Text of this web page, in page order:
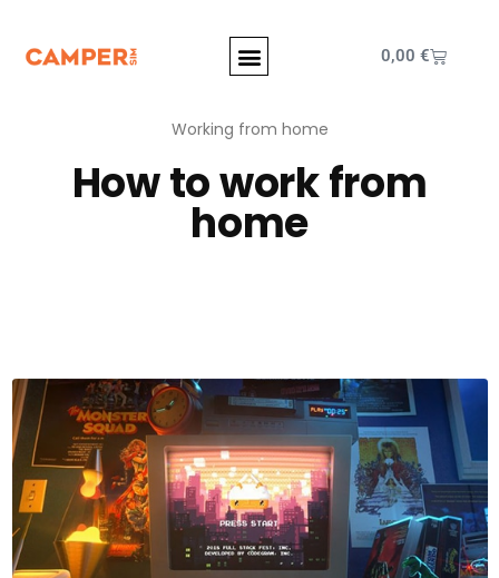
0,00 €
Working from home
How to work from
home